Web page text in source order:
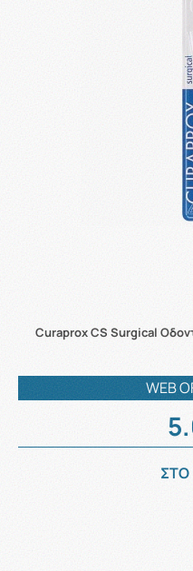
Curaprox CS Surgical
WEB
ΣΤΟ